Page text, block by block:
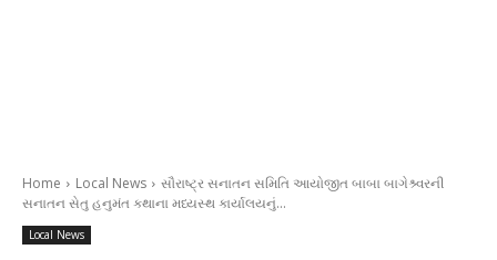
Home Local News
સૌરાષ્ટ્ર સનાતન સમિતિ આયોજીત બાબા બાગેશ્ર્વરની
સનાતન સેતુ હનુમંત કથાના મધ્યસ્થ કાર્યાલયનું...
Local News